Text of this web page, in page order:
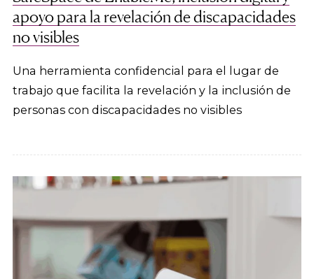
apoyo para la revelación de discapacidades
no visibles
Una herramienta confidencial para el lugar de
trabajo que facilita la revelación y la inclusión de
personas con discapacidades no visibles